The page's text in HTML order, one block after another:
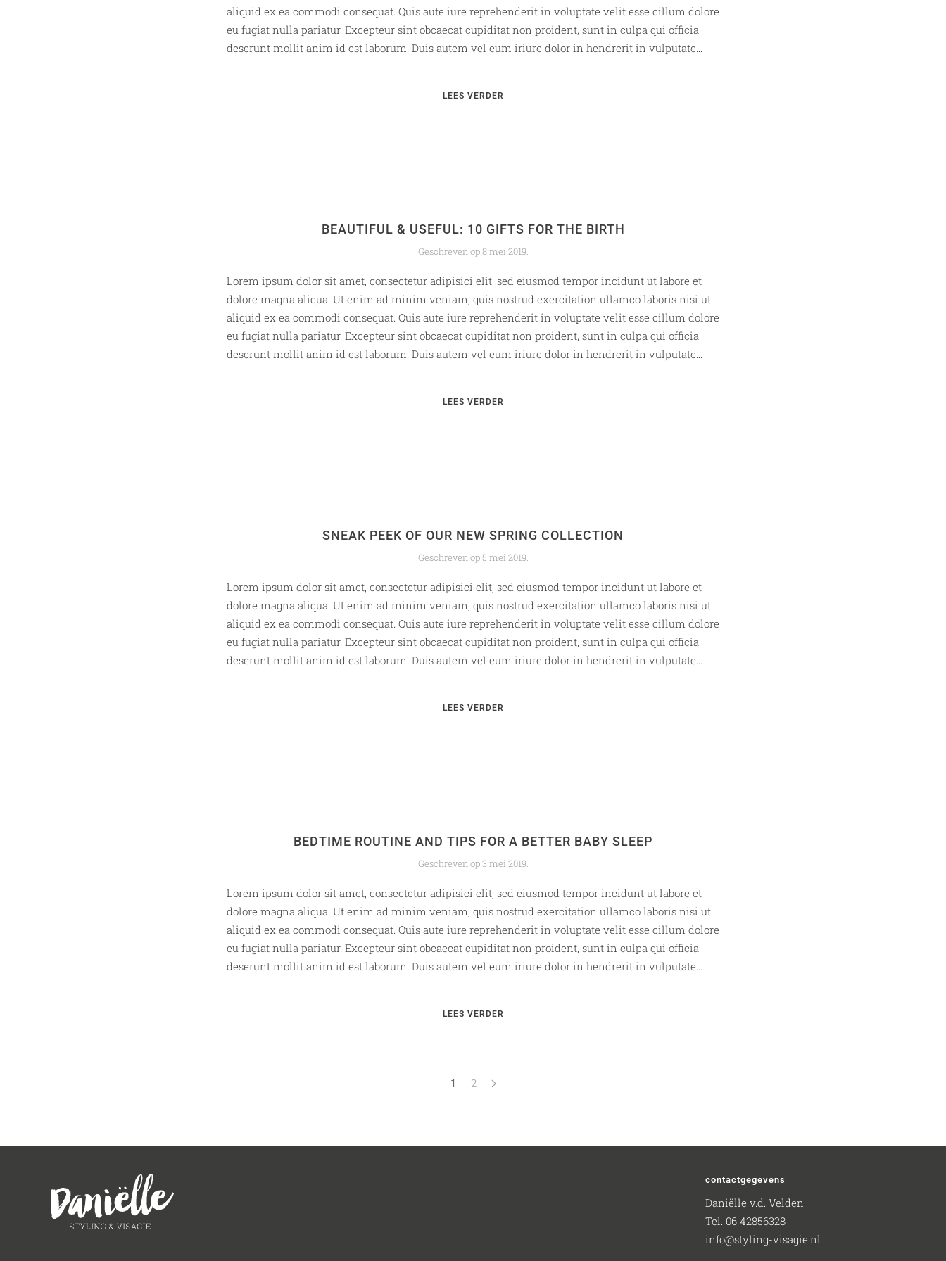
aliquid ex ea commodi consequat. Quis aute iure reprehenderit in voluptate velit esse cillum dolore
eu fugiat nulla pariatur. Excepteur sint obcaecat cupiditat non proident, sunt in culpa qui officia
deserunt mollit anim id est laborum. Duis autem vel eum iriure dolor in hendrerit in vulputate...
LEES VERDER
BEAUTIFUL & USEFUL: 10 GIFTS FOR THE BIRTH
Geschreven op8 mei 2019.
Lorem ipsum dolor sit amet, consectetur adipisici elit, sed eiusmod tempor incidunt ut labore et
dolore magna aliqua. Ut enim ad minim veniam, quis nostrud exercitation ullamco laboris nisi ut
aliquid ex ea commodi consequat. Quis aute iure reprehenderit in voluptate velit esse cillum dolore
eu fugiat nulla pariatur. Excepteur sint obcaecat cupiditat non proident, sunt in culpa qui officia
deserunt mollit anim id est laborum. Duis autem vel eum iriure dolor in hendrerit in vulputate...
LEES VERDER
SNEAK PEEK OF OUR NEW SPRING COLLECTION
Geschreven op5 mei 2019.
Lorem ipsum dolor sit amet, consectetur adipisici elit, sed eiusmod tempor incidunt ut labore et
dolore magna aliqua. Ut enim ad minim veniam, quis nostrud exercitation ullamco laboris nisi ut
aliquid ex ea commodi consequat. Quis aute iure reprehenderit in voluptate velit esse cillum dolore
eu fugiat nulla pariatur. Excepteur sint obcaecat cupiditat non proident, sunt in culpa qui officia
deserunt mollit anim id est laborum. Duis autem vel eum iriure dolor in hendrerit in vulputate...
LEES VERDER
BEDTIME ROUTINE AND TIPS FOR A BETTER BABY SLEEP
Geschreven op3 mei 2019.
Lorem ipsum dolor sit amet, consectetur adipisici elit, sed eiusmod tempor incidunt ut labore et
dolore magna aliqua. Ut enim ad minim veniam, quis nostrud exercitation ullamco laboris nisi ut
aliquid ex ea commodi consequat. Quis aute iure reprehenderit in voluptate velit esse cillum dolore
eu fugiat nulla pariatur. Excepteur sint obcaecat cupiditat non proident, sunt in culpa qui officia
deserunt mollit anim id est laborum. Duis autem vel eum iriure dolor in hendrerit in vulputate...
LEES VERDER
1 2
contactgegevens
Daniëlle v.d. Velden
Tel. 06 42856328
info@styling-visagie.nl